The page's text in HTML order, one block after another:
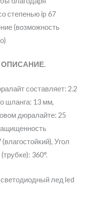
степенью ip 67
(возможность
ОПИСАНИЕ.
составляет: 2.2
шланга: 13 мм,
дюралайте: 25
Угол
360°.
лед led